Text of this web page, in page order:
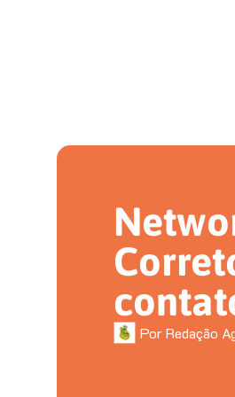
PorRedação